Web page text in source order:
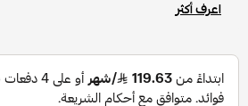
اعرف أكثر